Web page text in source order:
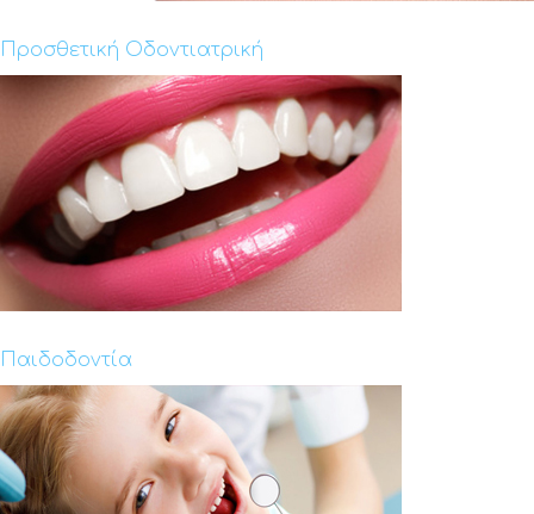
Προσθετική Οδοντιατρική
Παιδοδοντία